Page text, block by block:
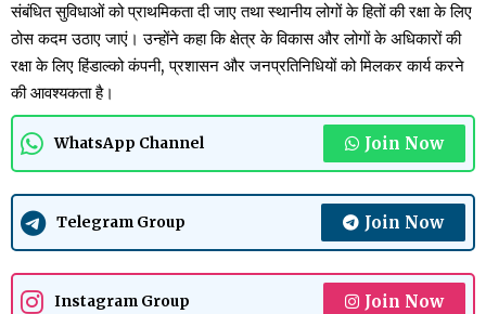
संबंधित सुविधाओं को प्राथमिकता दी जाए तथा स्थानीय लोगों के हितों की रक्षा के लिए
ठोस कदम उठाए जाएं। उन्होंने कहा कि क्षेत्र के विकास और लोगों के अधिकारों की
रक्षा के लिए हिंडाल्को कंपनी, प्रशासन और जनप्रतिनिधियों को मिलकर कार्य करने
की आवश्यकता है।
WhatsApp Channel Join Now
Telegram Group Join Now
Instagram Group Join Now